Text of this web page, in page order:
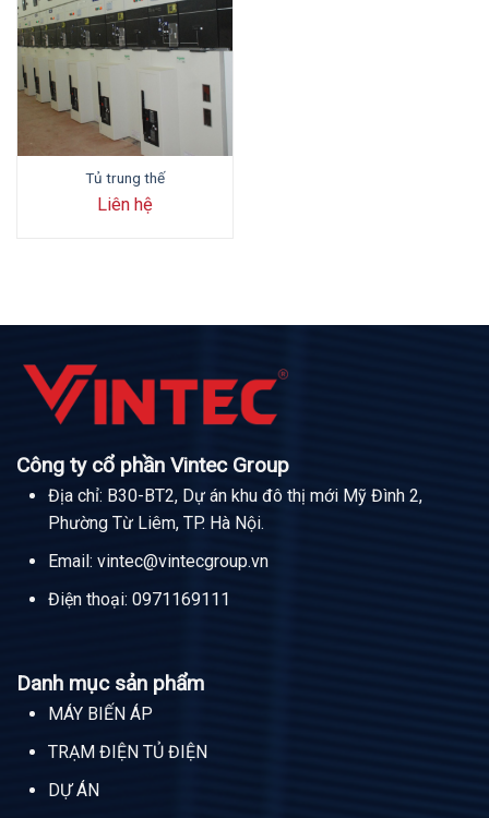
Tủ trung thế
Liên hệ
Công ty cổ phần Vintec Group
Địa chỉ: B30-BT2, Dự án khu đô thị mới Mỹ Đình 2,
Phường Từ Liêm, TP. Hà Nội.
Email:vintec@vintecgroup.vn
Điện thoại:0971169111
Danh mục sản phẩm
MÁY BIẾN ÁP
TRẠM ĐIỆN TỦ ĐIỆN
DỰ ÁN